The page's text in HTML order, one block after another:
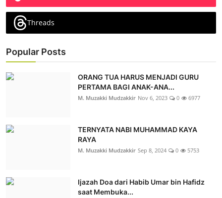
Threads
Popular Posts
ORANG TUA HARUS MENJADI GURU
PERTAMA BAGI ANAK-ANA...
M. Muzakki Mudzakkir Nov 6, 2023 0 6977
TERNYATA NABI MUHAMMAD KAYA
RAYA
M. Muzakki Mudzakkir Sep 8, 2024 0 5753
Ijazah Doa dari Habib Umar bin Hafidz
saat Membuka...